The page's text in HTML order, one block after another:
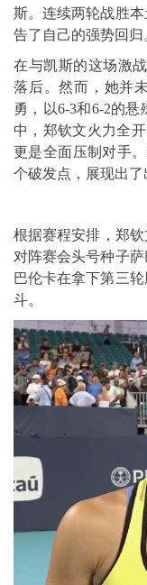
斯。连续两轮战胜
告了自己的强势回归
在与凯斯的这场激
落后。然而，她并
勇，以6-3和6-2的
中，郑钦文火力全
更是全面压制对手
个破发点，展现出了
根据赛程安排，郑
对阵赛会头号种子
巴伦卡在拿下第三
斗。